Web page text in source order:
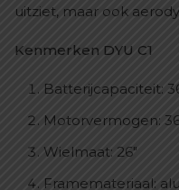
uitziet, maar ook
Kenmerken DYU C1
Batterijcapaciteit:
Motorvermogen:
Wielmaat: 26"
Framemateriaal: